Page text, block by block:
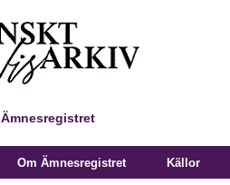
Ämnesregistret
Om Ämnesregistret Källor